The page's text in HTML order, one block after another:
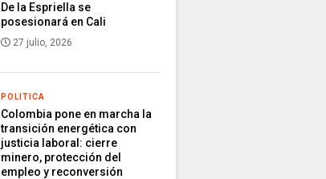
De la Espriella se
posesionará en Cali
27 julio, 2026
POLITICA
Colombia pone en marcha la
transición energética con
justicia laboral: cierre
minero, protección del
empleo y reconversión